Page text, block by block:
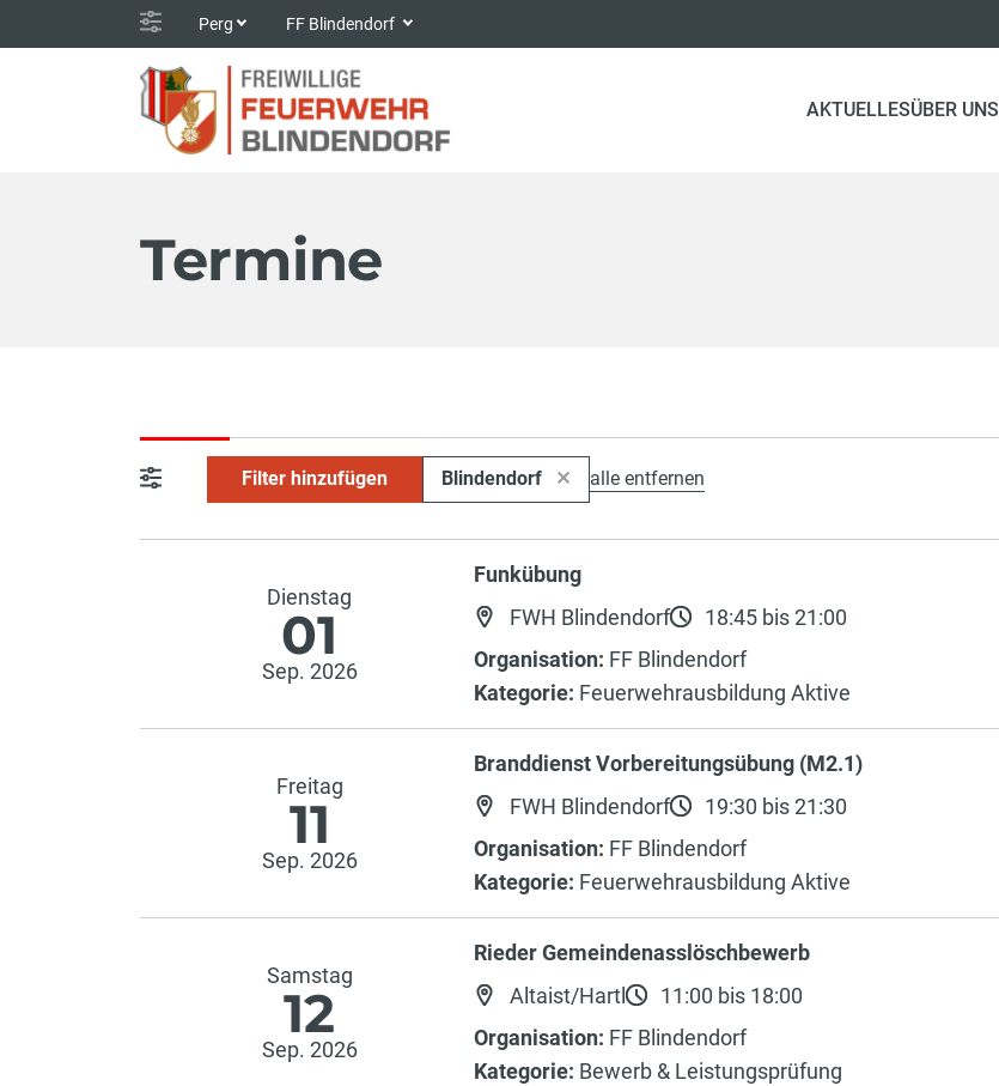
Perg FF Blindendorf
AKTUELLESÜBER UNS
Termine
Filter hinzufügen Blindendorf alle entfernen
Dienstag
01
Sep. 2026
Funkübung
FWH Blindendorf
18:45 bis 21:00
Organisation: FF Blindendorf
Kategorie: Feuerwehrausbildung Aktive
Freitag
11
Sep. 2026
Branddienst Vorbereitungsübung (M2.1)
FWH Blindendorf
19:30 bis 21:30
Organisation: FF Blindendorf
Kategorie: Feuerwehrausbildung Aktive
Samstag
12
Sep. 2026
Rieder Gemeindenasslöschbewerb
Altaist/Hartl
11:00 bis 18:00
Organisation: FF Blindendorf
Kategorie: Bewerb & Leistungsprüfung